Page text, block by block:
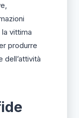
vittima
produrre
dell’attività